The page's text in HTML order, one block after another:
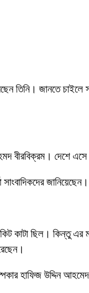
তিনি। জানতে চাইলে
বীরবিক্রম। দেশে
জানিয়েছেন।
ছিল। কিন্তু এর
হাফিজ উদ্দিন